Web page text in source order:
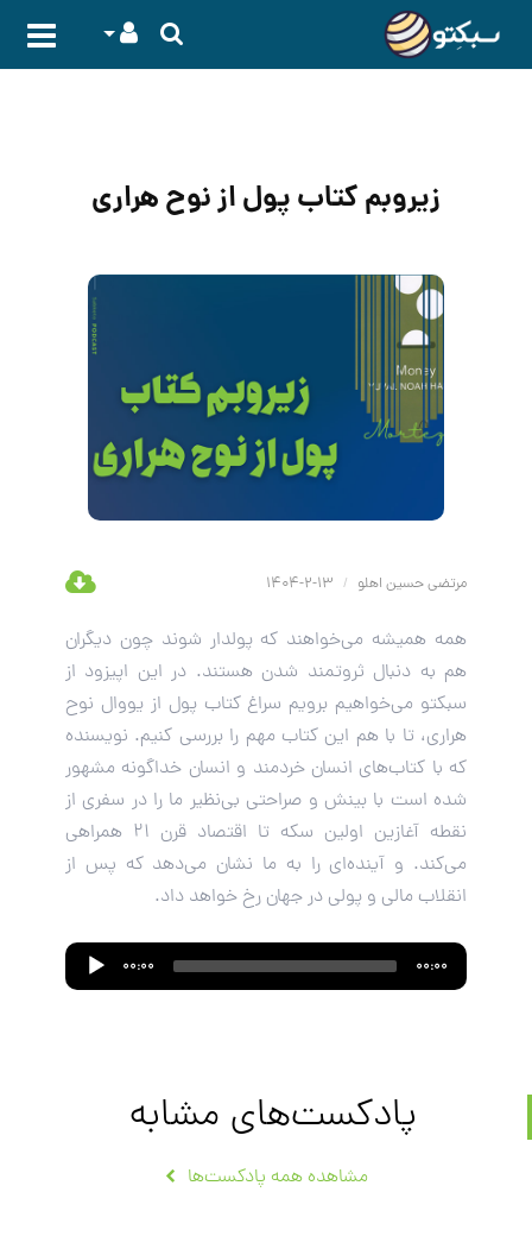
زیروبم کتاب پول از نوح هراری
مرتضی حسین اهلو /
همه همیشه می‌خواهند که پولدار شوند چون دیگران
هم به دنبال ثروتمند شدن هستند. در این اپیزود از
سبکتو می‌خواهیم برویم سراغ کتاب پول از یووال نوح
هراری، تا با هم این کتاب مهم را بررسی کنیم. نویسنده
که با کتاب‌های انسان خردمند و انسان خداگونه مشهور
شده است با بینش و صراحتی بی‌نظیر ما را در سفری از
نقطه آغازین اولین سکه تا اقتصاد قرن ۲۱ همراهی
می‌کند. و آینده‌ای را به ما نشان می‌دهد که پس از
انقلاب مالی و پولی در جهان رخ خواهد داد.
Audio
Player
00:00 00:00
پادکست‌های مشابه
مشاهده همه پادکست‌ها